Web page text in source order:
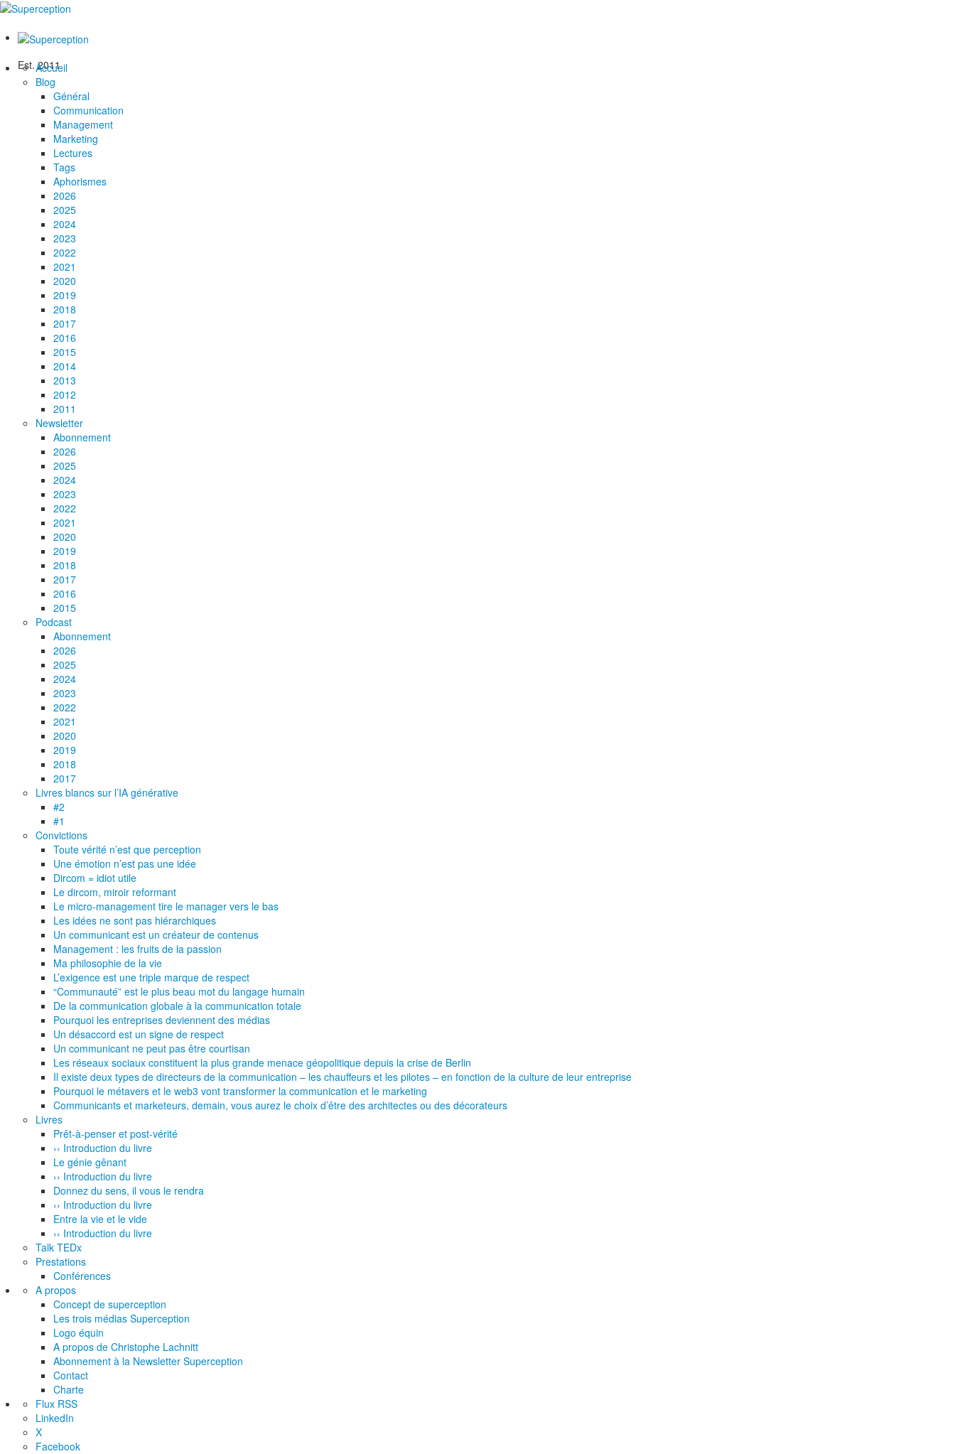
Est. 2011
Accueil
Blog
Général
Communication
Management
Marketing
Lectures
Tags
Aphorismes
2026
2025
2024
2023
2022
2021
2020
2019
2018
2017
2016
2015
2014
2013
2012
2011
Newsletter
Abonnement
2026
2025
2024
2023
2022
2021
2020
2019
2018
2017
2016
2015
Podcast
Abonnement
2026
2025
2024
2023
2022
2021
2020
2019
2018
2017
Livres blancs sur l’IA générative
#2
#1
Convictions
Toute vérité n’est que perception
Une émotion n’est pas une idée
Dircom = idiot utile
Le dircom, miroir reformant
Le micro-management tire le manager vers le bas
Les idées ne sont pas hiérarchiques
Un communicant est un créateur de contenus
Management : les fruits de la passion
Ma philosophie de la vie
L’exigence est une triple marque de respect
“Communauté” est le plus beau mot du langage humain
De la communication globale à la communication totale
Pourquoi les entreprises deviennent des médias
Un désaccord est un signe de respect
Un communicant ne peut pas être courtisan
Les réseaux sociaux constituent la plus grande menace géopolitique depuis la crise de Berlin
Il existe deux types de directeurs de la communication – les chauffeurs et les pilotes – en fonction de la culture de leur entreprise
Pourquoi le métavers et le web3 vont transformer la communication et le marketing
Communicants et marketeurs, demain, vous aurez le choix d’être des architectes ou des décorateurs
Livres
Prêt-à-penser et post-vérité
›› Introduction du livre
Le génie gênant
›› Introduction du livre
Donnez du sens, il vous le rendra
›› Introduction du livre
Entre la vie et le vide
›› Introduction du livre
Talk TEDx
Prestations
Conférences
A propos
Concept de superception
Les trois médias Superception
Logo équin
A propos de Christophe Lachnitt
Abonnement à la Newsletter Superception
Contact
Charte
Flux RSS
LinkedIn
X
Facebook